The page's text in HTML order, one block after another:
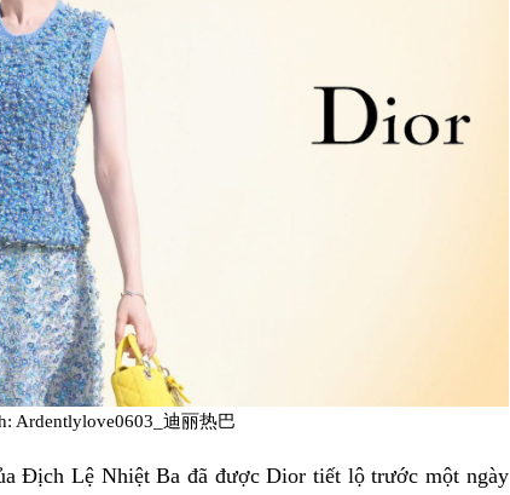
Ardentlylove0603_迪丽热巴
Địch Lệ Nhiệt Ba đã được Dior tiết lộ trước một ngày